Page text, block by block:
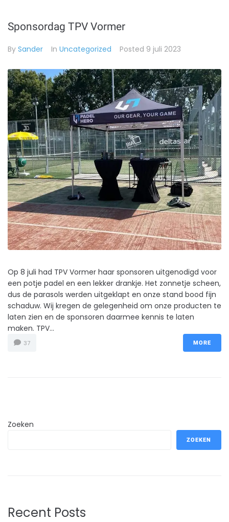
Sponsordag TPV Vormer
By Sander In Uncategorized Posted 9 juli 2023
Op 8 juli had TPV Vormer haar sponsoren uitgenodigd voor
een potje padel en een lekker drankje. Het zonnetje scheen,
dus de parasols werden uitgeklapt en onze stand bood fijn
schaduw. Wij kregen de gelegenheid om onze producten te
laten zien en de sponsoren daarmee kennis te laten
maken. TPV...
37 MORE
Zoeken
ZOEKEN
Recent Posts